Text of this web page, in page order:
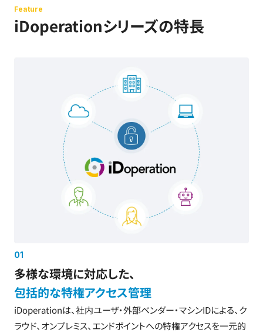
Feature
iDoperationシリーズの特長
01
多様な環境に対応した、
包括的な特権アクセス管理
iDoperationは、社内ユーザ・外部ベンダー・マシンIDによる、ク
ラウド、オンプレミス、エンドポイントへの特権アクセスを一元的